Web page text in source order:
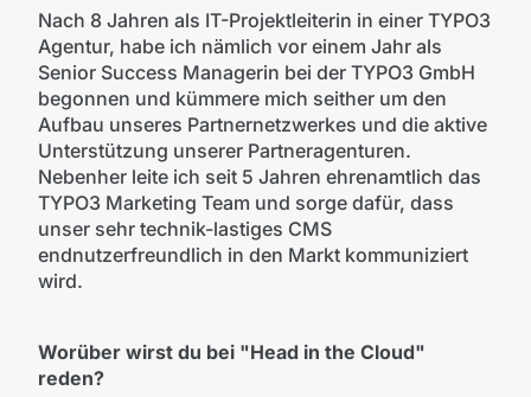
Nach 8 Jahren als IT-Projektleiterin in einer TYPO3
Agentur, habe ich nämlich vor einem Jahr als
Senior Success Managerin bei der TYPO3 GmbH
begonnen und kümmere mich seither um den
Aufbau unseres Partnernetzwerkes und die aktive
Unterstützung unserer Partneragenturen.
Nebenher leite ich seit 5 Jahren ehrenamtlich das
TYPO3 Marketing Team und sorge dafür, dass
unser sehr technik-lastiges CMS
endnutzerfreundlich in den Markt kommuniziert
wird.
Worüber wirst du bei "Head in the Cloud"
reden?